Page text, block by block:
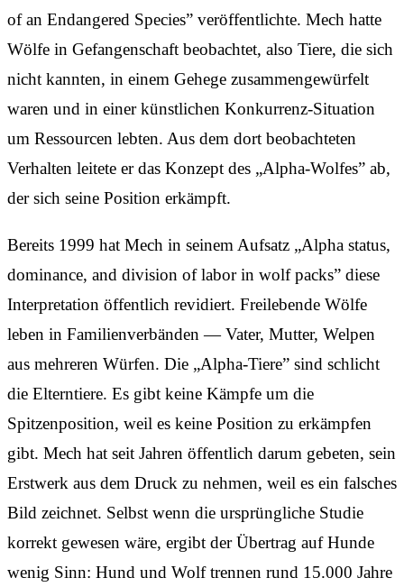
of an Endangered Species” veröffentlichte. Mech hatte
Wölfe in Gefangenschaft beobachtet, also Tiere, die sich
nicht kannten, in einem Gehege zusammengewürfelt
waren und in einer künstlichen Konkurrenz-Situation
um Ressourcen lebten. Aus dem dort beobachteten
Verhalten leitete er das Konzept des „Alpha-Wolfes” ab,
der sich seine Position erkämpft.
Bereits 1999 hat Mech in seinem Aufsatz „Alpha status,
dominance, and division of labor in wolf packs” diese
Interpretation öffentlich revidiert. Freilebende Wölfe
leben in Familienverbänden — Vater, Mutter, Welpen
aus mehreren Würfen. Die „Alpha-Tiere” sind schlicht
die Elterntiere. Es gibt keine Kämpfe um die
Spitzenposition, weil es keine Position zu erkämpfen
gibt. Mech hat seit Jahren öffentlich darum gebeten, sein
Erstwerk aus dem Druck zu nehmen, weil es ein falsches
Bild zeichnet. Selbst wenn die ursprüngliche Studie
korrekt gewesen wäre, ergibt der Übertrag auf Hunde
wenig Sinn: Hund und Wolf trennen rund 15.000 Jahre